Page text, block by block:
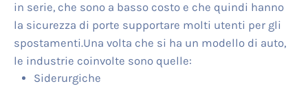
in serie, che sono a basso costo e che quindi hanno
la sicurezza di porte supportare molti utenti per gli
spostamenti.Una volta che si ha un modello di auto,
le industrie coinvolte sono quelle:
Siderurgiche